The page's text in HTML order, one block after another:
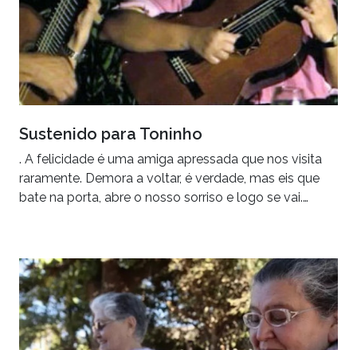
Sustenido para Toninho
. A felicidade é uma amiga apressada que nos visita
raramente. Demora a voltar, é verdade, mas eis que
bate na porta, abre o nosso sorriso e logo se vai.…